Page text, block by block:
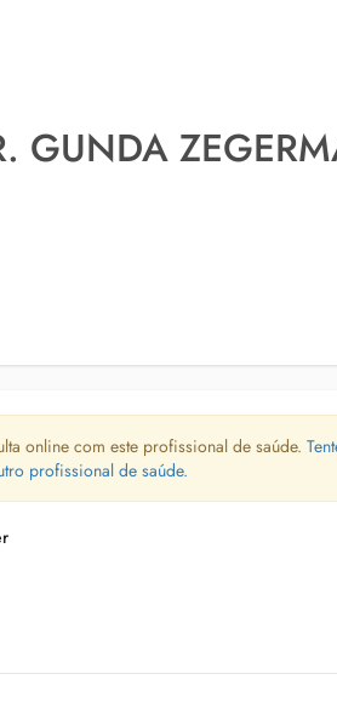
GUNDA
online com este profissional de saúde.
profissional de saúde.